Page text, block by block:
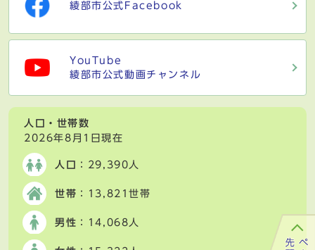
綾部市公式Facebook
YouTube
綾部市公式動画チャンネル
人口・世帯数
2026年8月1日現在
人口 ：29,390人
世帯 ：13,821世帯
男性 ：14,068人